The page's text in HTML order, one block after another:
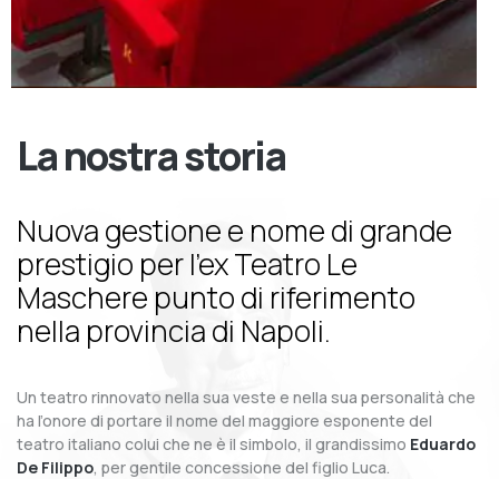
La nostra storia
Nuova gestione e nome di grande
prestigio per l’ex Teatro Le
Maschere punto di riferimento
nella provincia di Napoli.
Un teatro rinnovato nella sua veste e nella sua personalità che
ha l’onore di portare il nome del maggiore esponente del
teatro italiano colui che ne è il simbolo, il grandissimo Eduardo
De Filippo, per gentile concessione del figlio Luca.